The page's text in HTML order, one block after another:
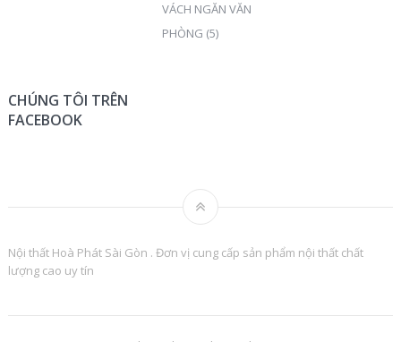
VÁCH NGĂN VĂN
PHÒNG (5)
CHÚNG TÔI TRÊN
FACEBOOK
Nội thất Hoà Phát Sài Gòn . Đơn vị cung cấp sản phẩm nội thất chất
lượng cao uy tín